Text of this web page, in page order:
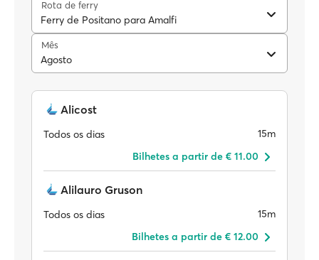
Rota de ferry
Ferry de Positano para Amalfi
Mês
Agosto
Alicost
Todos os dias
15m
Bilhetes a partir de € 11.00
Alilauro Gruson
Todos os dias
15m
Bilhetes a partir de € 12.00